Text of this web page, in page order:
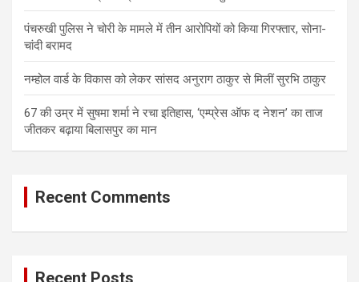
पंचरुखी पुलिस ने चोरी के मामले में तीन आरोपियों को किया गिरफ्तार, सोना-
चांदी बरामद
नम्होल वार्ड के विकास को लेकर सांसद अनुराग ठाकुर से मिलीं सुरभि ठाकुर
67 की उम्र में सुषमा शर्मा ने रचा इतिहास, ‘एम्प्रेस ऑफ द नेशन’ का ताज
जीतकर बढ़ाया बिलासपुर का मान
Recent Comments